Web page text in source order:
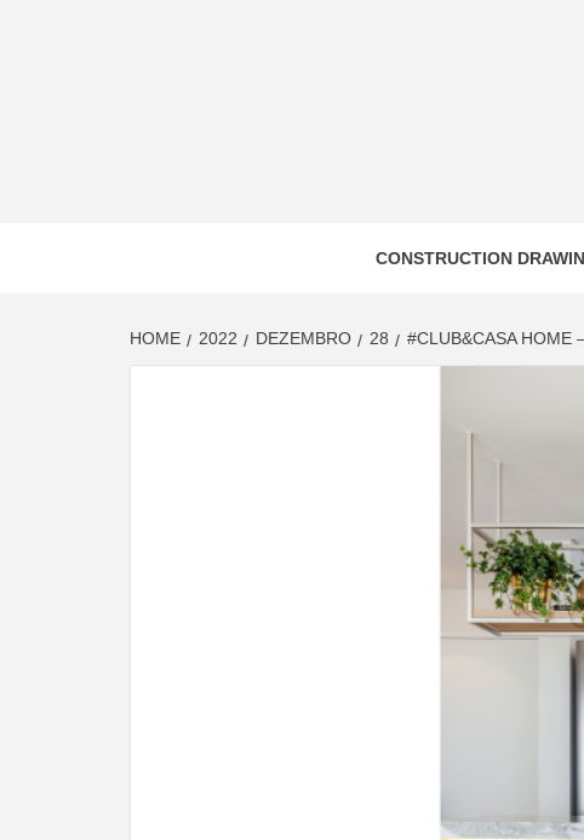
CONSTRUCTION
HOME 2022 DEZEMBRO 28 #CLUB&CASA HOME